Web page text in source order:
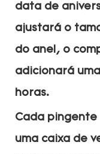
data de
ajustará o
do anel, o
adicionará
horas.
Cada pingente
uma caixa de